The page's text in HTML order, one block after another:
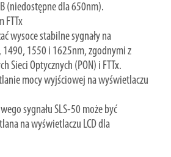
(niedostępne dla 650nm).
FTTx
wysoce stabilne sygnały na
1490, 1550 i 1625nm, zgodnymi z
Sieci Optycznych (PON) i FTTx.
mocy wyjściowej na wyświetlaczu
sygnału SLS-50 może być
na wyświetlaczu LCD dla